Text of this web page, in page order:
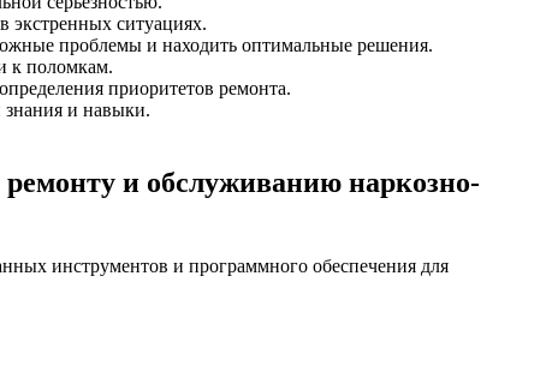
экстренных ситуациях.
проблемы и находить оптимальные решения.
к поломкам.
приоритетов ремонта.
знания и навыки.
и обслуживанию наркозно-
инструментов и программного обеспечения для